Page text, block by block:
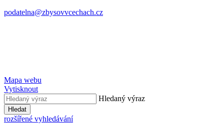
podatelna@zbysovvcechach.cz
Mapa webu
Vytisknout
Hledaný výraz
Hledat
rozšířené vyhledávání